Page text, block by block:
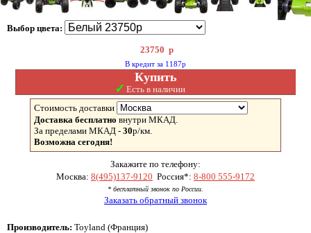
Выбор цвета:
23750 р
В кредит за 1187р
Купить
✓ Есть в наличии
Стоимость доставки
Доставка бесплатно внутри МКАД.
За пределами МКАД - 30р/км.
Возможна сегодня!
Закажите по телефону:
Москва: 8(495)137-9120 Россия*: 8-800 555-9172
* бесплатный звонок по России.
Заказать обратный звонок
Производитель: Toyland (Франция)